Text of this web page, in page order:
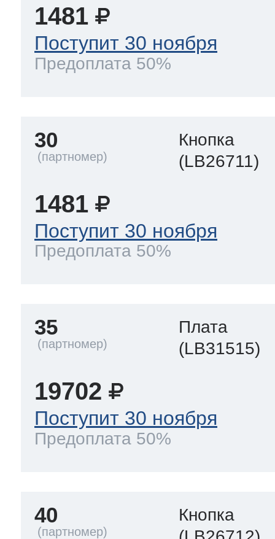
1481
Поступит 30 ноября
Предоплата 50%
30
Кнопка
(LB26711)
1481
Поступит 30 ноября
Предоплата 50%
35
Плата
(LB31515)
19702
Поступит 30 ноября
Предоплата 50%
40
Кнопка